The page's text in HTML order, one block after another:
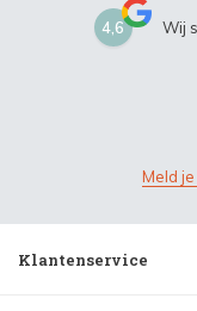
4,6 Wij
Meld
Klantenservice